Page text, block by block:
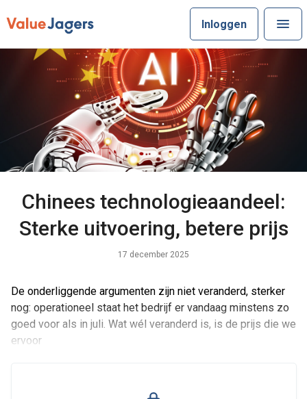
Inloggen
Chinees technologieaandeel:
Sterke uitvoering, betere prijs
17 december 2025
De onderliggende argumenten zijn niet veranderd, sterker
nog: operationeel staat het bedrijf er vandaag minstens zo
goed voor als in juli. Wat wél veranderd is, is de prijs die we
ervoor